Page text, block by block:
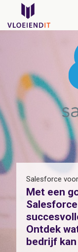
Salesforce
Met een
Ontdek
bedrijf